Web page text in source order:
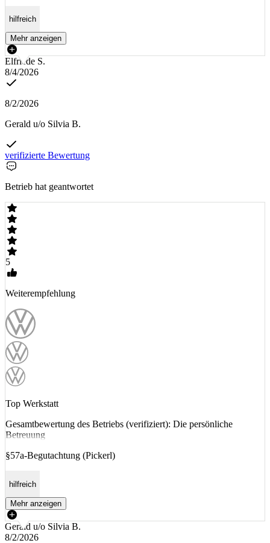
hilfreich
Mehr anzeigen
Elfriede S.
8/4/2026
8/2/2026
Gerald u/o Silvia B.
verifizierte Bewertung
Betrieb hat geantwortet
5
Weiterempfehlung
Top Werkstatt
Gesamtbewertung des Betriebs (verifiziert): Die persönliche
Betreuung
§57a-Begutachtung (Pickerl)
hilfreich
Mehr anzeigen
Gerald u/o Silvia B.
8/2/2026